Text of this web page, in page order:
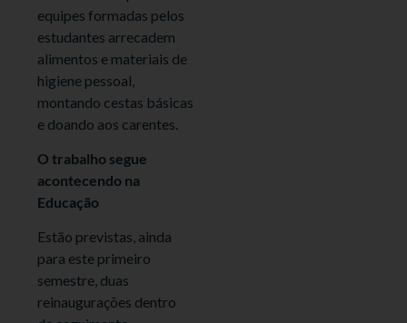
equipes formadas pelos
estudantes arrecadem
alimentos e materiais de
higiene pessoal,
montando cestas básicas
e doando aos carentes.
O trabalho segue
acontecendo na
Educação
Estão previstas, ainda
para este primeiro
semestre, duas
reinaugurações dentro